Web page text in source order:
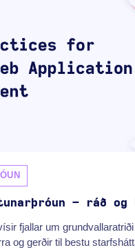
– ráð
fjallar um
og gerðir til bestu